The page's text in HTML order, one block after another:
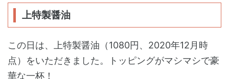
上特製醤油
この日は、上特製醤油（1080円、2020年12月時
点）をいただきました。トッピングがマシマシで豪
華な一杯！